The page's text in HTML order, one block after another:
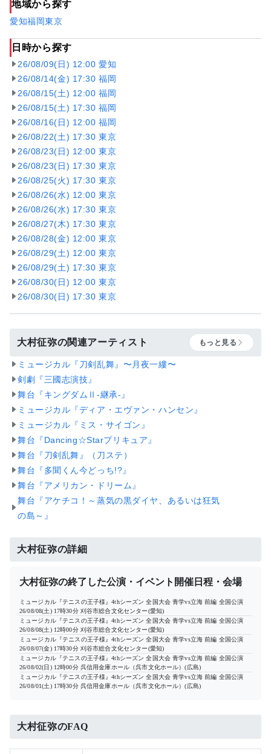
地域から探す
愛知福岡東京
日時から探す
26/08/09(日) 12:00 愛知
26/08/14(金) 17:30 福岡
26/08/15(土) 12:00 福岡
26/08/15(土) 17:30 福岡
26/08/16(日) 12:00 福岡
26/08/22(土) 17:30 東京
26/08/23(日) 12:00 東京
26/08/23(日) 17:30 東京
26/08/25(火) 17:30 東京
26/08/26(水) 12:00 東京
26/08/26(水) 17:30 東京
26/08/27(木) 17:30 東京
26/08/28(金) 12:00 東京
26/08/29(土) 12:00 東京
26/08/29(土) 17:30 東京
26/08/30(日) 12:00 東京
26/08/30(日) 17:30 東京
大村征弥の関連アーティスト もっと見る
ミュージカル『刀剣乱舞』〜月夜一縷〜
剣劇『三國志演技』
舞台『キングダムⅡ-継承-』
ミュージカル『ディア・エヴァン・ハンセン』
ミュージカル『ミス・サイゴン』
舞台『Dancing☆Starプリキュア』
舞台『刀剣乱舞』（刀ステ）
舞台『多聞くん今どっち!?』
舞台『アメリカン・ドリーム』
舞台『アケチコ！～蒸気の黒ダイヤ、あるいは狂気
の島～』
大村征弥の詳細
大村征弥の終了した公演・イベント開催日程・会場
ミュージカル『テニスの王子様』4thシーズン 全国大会 青学vs立海 前編 全国公演
26/08/08(土) 17時30分 刈谷市総合文化センター(愛知)
ミュージカル『テニスの王子様』4thシーズン 全国大会 青学vs立海 前編 全国公演
26/08/08(土) 12時00分 刈谷市総合文化センター(愛知)
ミュージカル『テニスの王子様』4thシーズン 全国大会 青学vs立海 前編 全国公演
26/08/07(金) 17時30分 刈谷市総合文化センター(愛知)
ミュージカル『テニスの王子様』4thシーズン 全国大会 青学vs立海 前編 全国公演
26/08/02(日) 12時00分 呉信用金庫ホール（呉市文化ホール）(広島)
ミュージカル『テニスの王子様』4thシーズン 全国大会 青学vs立海 前編 全国公演
26/08/01(土) 17時30分 呉信用金庫ホール（呉市文化ホール）(広島)
大村征弥のFAQ